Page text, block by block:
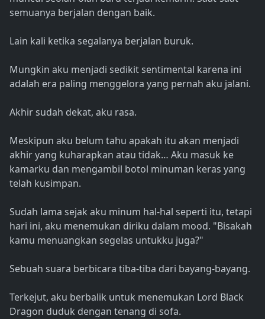
semuanya berjalan dengan baik.
Lain kali ketika segalanya berjalan buruk.
Mungkin aku menjadi sedikit sentimental karena ini
adalah era paling menggelora yang pernah aku jalani.
Akhir sudah dekat, aku rasa.
Meskipun aku belum tahu apakah itu akan menjadi
akhir yang kuharapkan atau tidak… Aku masuk ke
kamarku dan mengambil botol minuman keras yang
telah kusimpan.
Sudah lama sejak aku minum hal-hal seperti itu, tetapi
hari ini, aku menemukan diriku dalam mood. "Bisakah
kamu menuangkan segelas untukku juga?"
Sebuah suara berbicara tiba-tiba dari bayang-bayang.
Terkejut, aku berbalik untuk menemukan Lord Black
Dragon duduk dengan tenang di sofa.